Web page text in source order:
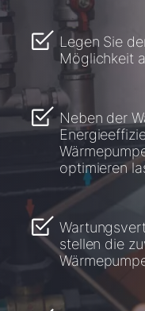
Legen Sie
Möglichkeit
Neben der
optimieren
stellen die